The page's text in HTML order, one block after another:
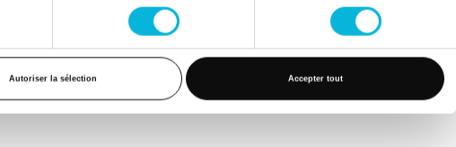
Autoriser la sélection Accepter tout